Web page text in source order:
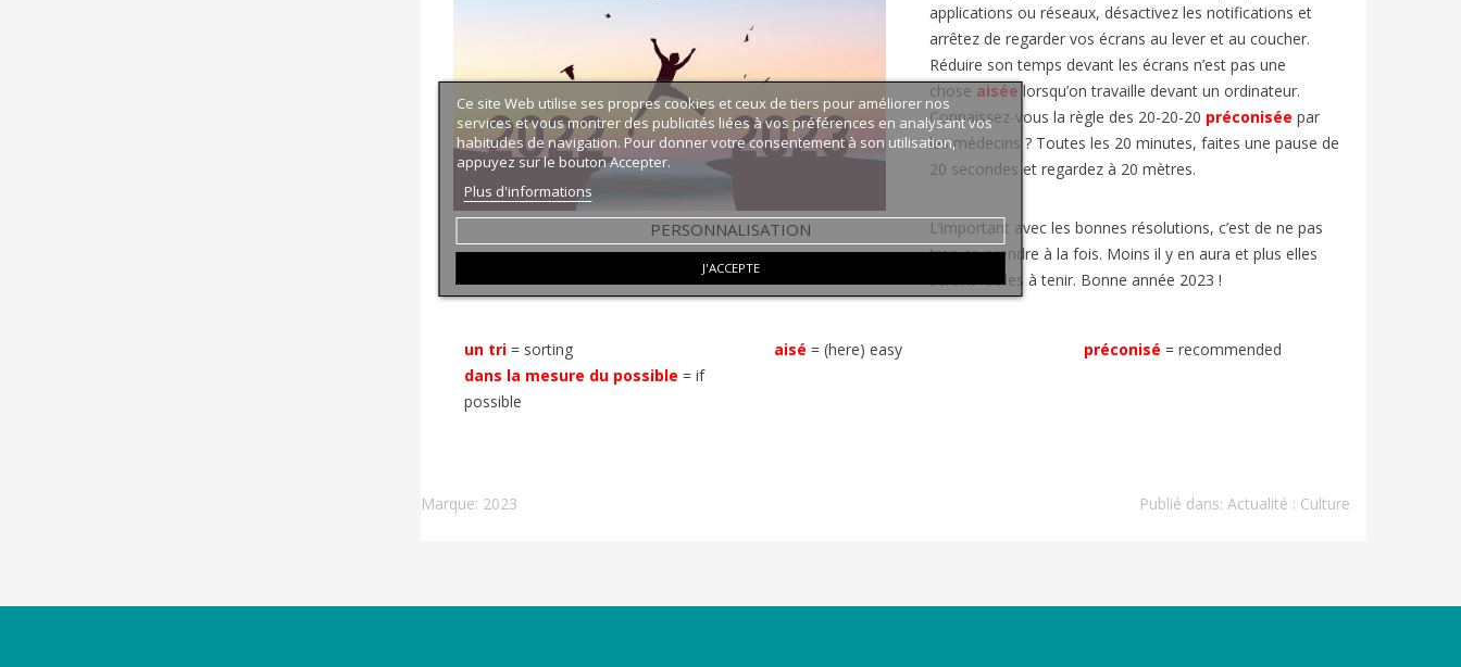
applications ou réseaux, désactivez les notifications et
arrêtez de regarder vos écrans au lever et au coucher.
Réduire son temps devant les écrans n’est pas une
chose aisée lorsqu’on travaille devant un ordinateur.
Connaissez-vous la règle des 20-20-20 préconisée par
les médecins ? Toutes les 20 minutes, faites une pause de
20 secondes et regardez à 20 mètres.
L’important avec les bonnes résolutions, c’est de ne pas
trop en prendre à la fois. Moins il y en aura et plus elles
seront faciles à tenir. Bonne année 2023 !
un tri = sorting
dans la mesure du possible = if
possible
aisé = (here) easy préconisé = recommended
Marque: 2023 Publié dans: Actualité : Culture
Ce site Web utilise ses propres cookies et ceux de tiers pour améliorer nos
services et vous montrer des publicités liées à vos préférences en analysant vos
habitudes de navigation. Pour donner votre consentement à son utilisation,
appuyez sur le bouton Accepter.
Plus d'informations
PERSONNALISATION
J'ACCEPTE